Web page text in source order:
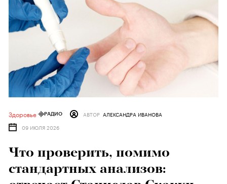
Здоровье РАДИО АВТОР АЛЕКСАНДРА ИВАНОВА
09 ИЮЛЯ 2026
Что проверить, помимо
стандартных анализов: